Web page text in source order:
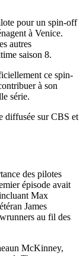
pour un spin-off
à Venice.
autres
saison 8.
ce spin-
à son
série.
diffusée sur CBS et
des pilotes
épisode avait
Max
James
au fil des
McKinney,